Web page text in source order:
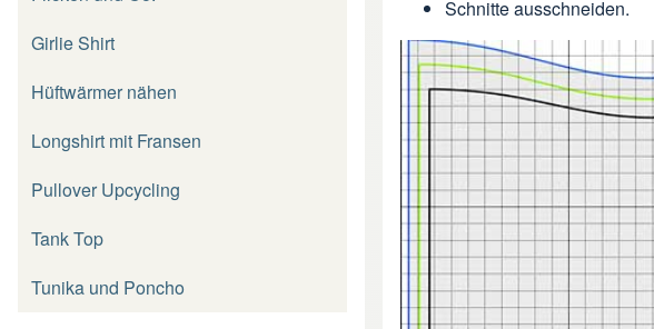
Girlie Shirt
Hüftwärmer nähen
Longshirt mit Fransen
Pullover Upcycling
Tank Top
Tunika und Poncho
Schnitte ausschneiden.